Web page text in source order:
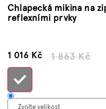
Chlapecká mikina na
reflexními prvky
1 863 Kč
1 016 KčMěrná